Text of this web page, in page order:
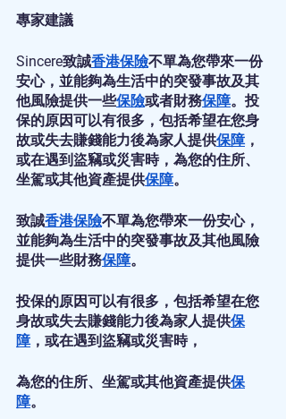
專家建議
Sincere致誠香港保險不單為您帶來一份
安心，並能夠為生活中的突發事故及其
他風險提供一些保險或者財務保障。投
保的原因可以有很多，包括希望在您身
故或失去賺錢能力後為家人提供保障，
或在遇到盜竊或災害時，為您的住所、
坐駕或其他資產提供保障。
致誠香港保險不單為您帶來一份安心，
並能夠為生活中的突發事故及其他風險
提供一些財務保障。
投保的原因可以有很多，包括希望在您
身故或失去賺錢能力後為家人提供保
障，或在遇到盜竊或災害時，
為您的住所、坐駕或其他資產提供保
障。